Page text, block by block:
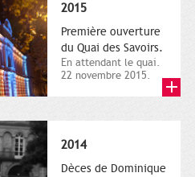
2015
Première ouverture
du Quai des Savoirs.
En attendant le quai.
22 novembre 2015.
2014
Dèces de Dominique